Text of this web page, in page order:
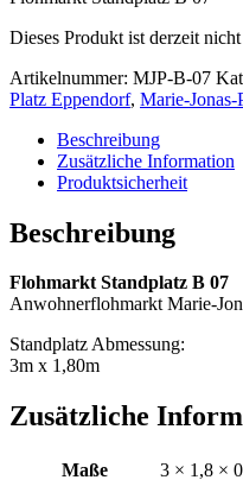
Dieses Produkt ist derzeit
Artikelnummer: MJP-B-07
Platz Eppendorf, Marie-Jonas-
Beschreibung
Zusätzliche Information
Produktsicherheit
Beschreibung
Flohmarkt Standplatz B 07
Anwohnerflohmarkt Marie-
Standplatz Abmessung:
3m x 1,80m
Zusätzliche
Maße 3 × 1,8 ×